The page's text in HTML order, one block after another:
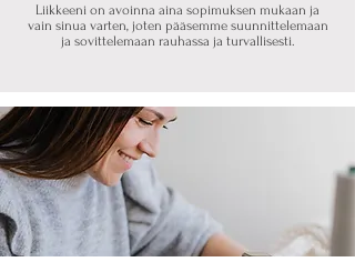
Liikkeeni on avoinna aina sopimuksen mukaan ja
vain sinua varten,joten pääsemme suunnittelemaan
ja sovittelemaan rauhassa ja turvallisesti.